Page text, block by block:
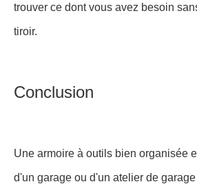
trouver ce dont vous avez besoin
tiroir.
Conclusion
Une armoire à outils bien organisée
d'un garage ou d'un atelier de